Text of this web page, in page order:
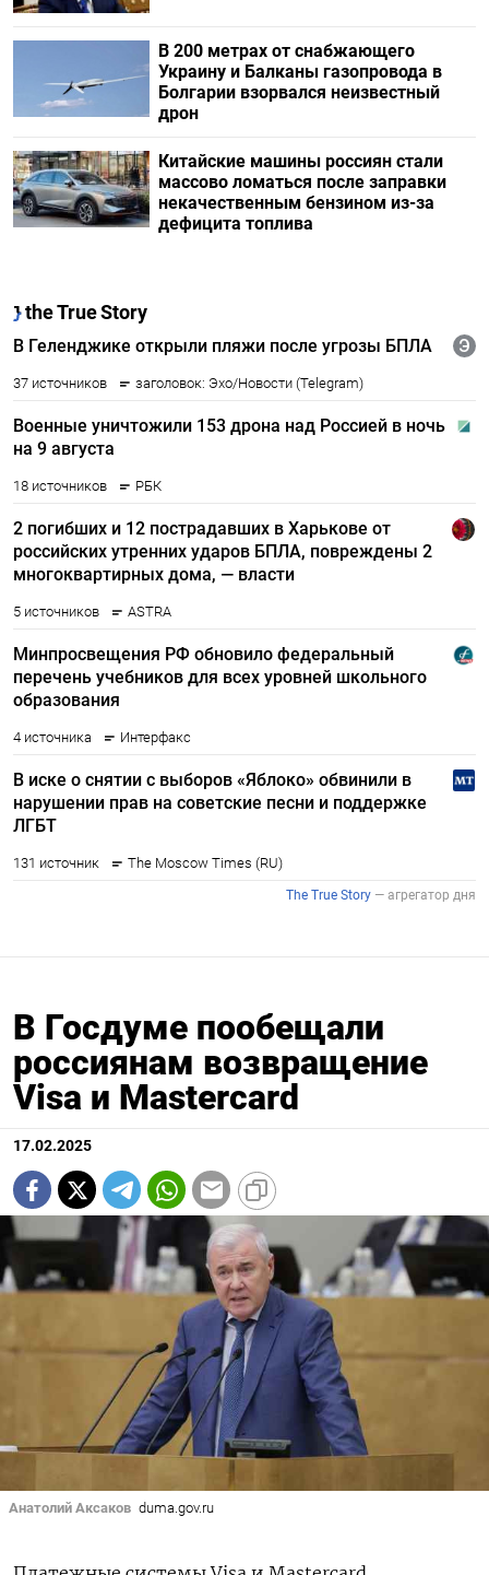
В 200 метрах от снабжающего
Украину и Балканы газопровода в
Болгарии взорвался неизвестный
дрон
Китайские машины россиян стали
массово ломаться после заправки
некачественным бензином из-за
дефицита топлива
В Госдуме пообещали
россиянам возвращение
Visa и Mastercard
17.02.2025
Анатолий Аксаков duma.gov.ru